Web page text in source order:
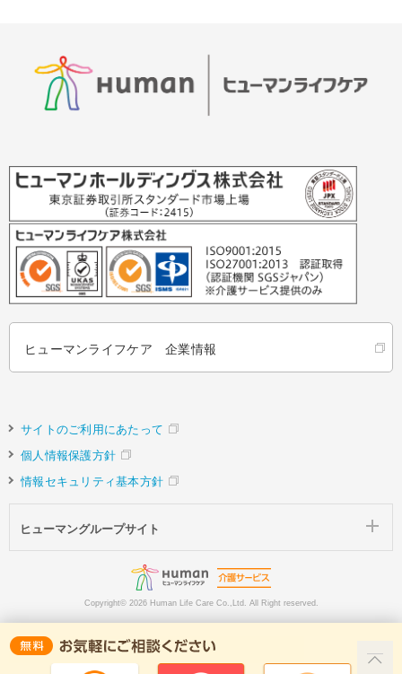
ヒューマンライフケア 企業情報
サイトのご利用にあたって
個人情報保護方針
情報セキュリティ基本方針
ヒューマングループサイト
Copyright© 2026 Human Life Care Co.,Ltd. All Right reserved.